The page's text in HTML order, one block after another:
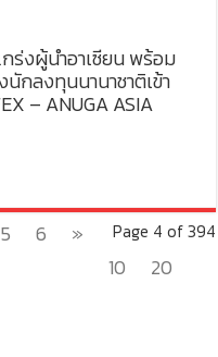
ร่งผู้นำอาเซียน พร้อม
นักลงทุนนานาชาติเข้า
– ANUGA ASIA
Page 4 of 394
5 6
»
10
20